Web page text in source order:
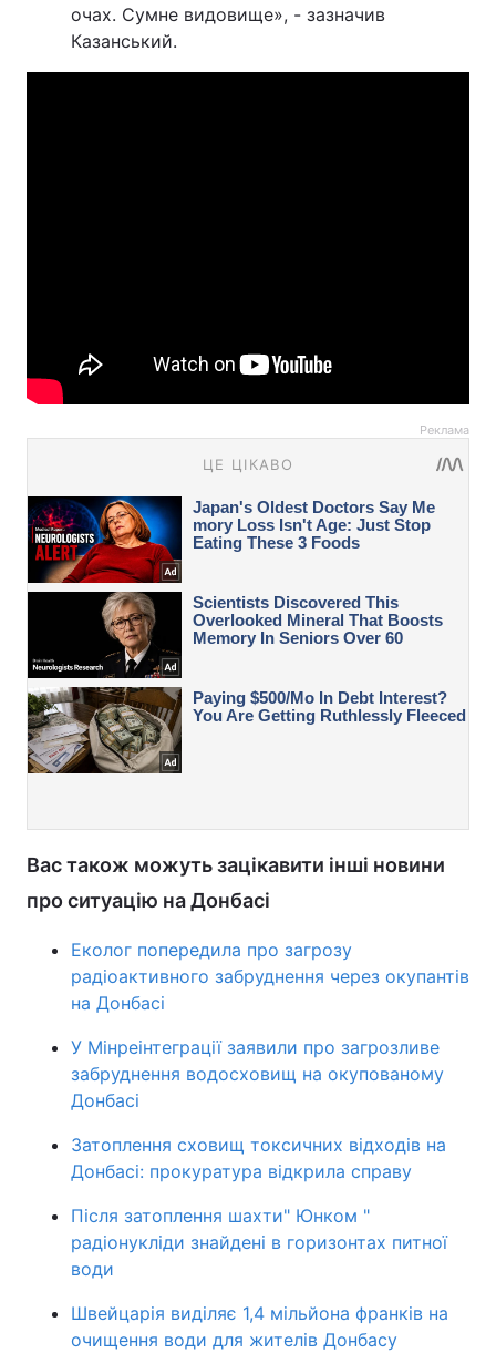
очах. Сумне видовище», - зазначив
Казанський.
Реклама
Вас також можуть зацікавити інші новини
про ситуацію на Донбасі
Еколог попередила про загрозу
радіоактивного забруднення через окупантів
на Донбасі
У Мінреінтеграції заявили про загрозливе
забруднення водосховищ на окупованому
Донбасі
Затоплення сховищ токсичних відходів на
Донбасі: прокуратура відкрила справу
Після затоплення шахти" Юнком "
радіонукліди знайдені в горизонтах питної
води
Швейцарія виділяє 1,4 мільйона франків на
очищення води для жителів Донбасу